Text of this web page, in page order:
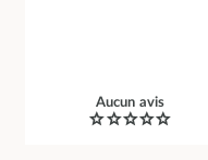
Aucun avis